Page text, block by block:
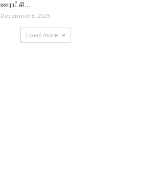
ஊராட்சி...
December 8, 2025
Load more